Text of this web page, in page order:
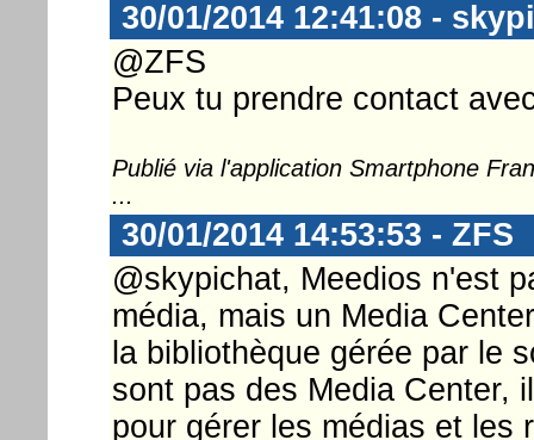
30/01/2014 12:41:08 -
@ZFS
Peux tu prendre contact
Publié via l'application Smartphone
...
30/01/2014 14:53:53 - ZFS
@skypichat, Meedios n'est
média, mais un Media
la bibliothèque gérée par le
sont pas des Media Center,
pour gérer les médias et les